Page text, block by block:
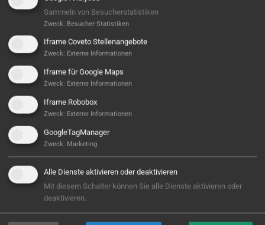
Hier ist noch was frei...
Sieht aus, als wäre hier noch Platz für Großes! Aktuell
ist noch kein Projekt hinterlegt – aber wer weiß,
vielleicht steht hier bald Ihres? Wir sind bereit, wenn
Sie es sind!
E-MAIL
Sammeln von Besucherstatistiken
Zweck: Besucher-Statistiken
Iframe Coveto Stellenangebote
Zweck: Externe Informationen
Iframe für Google Maps
Zweck: Externe Informationen
Iframe Robobox
Zweck: Externe Informationen
GoogleTagManager
Zweck: Marketing
Alle Dienste aktivieren oder deaktivieren
Mit diesem Schalter können Sie alle Dienste aktivieren oder
deaktivieren.